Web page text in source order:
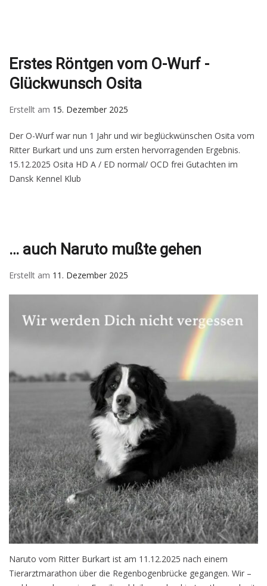
Erstes Röntgen vom O-Wurf -
Glückwunsch Osita
Erstellt am 15. Dezember 2025
Der O-Wurf war nun 1 Jahr und wir beglückwünschen Osita vom
Ritter Burkart und uns zum ersten hervorragenden Ergebnis.
15.12.2025 Osita HD A / ED normal/ OCD frei Gutachten im
Dansk Kennel Klub
… auch Naruto mußte gehen
Erstellt am 11. Dezember 2025
Naruto vom Ritter Burkart ist am 11.12.2025 nach einem
Tierarztmarathon über die Regenbogenbrücke gegangen. Wir –